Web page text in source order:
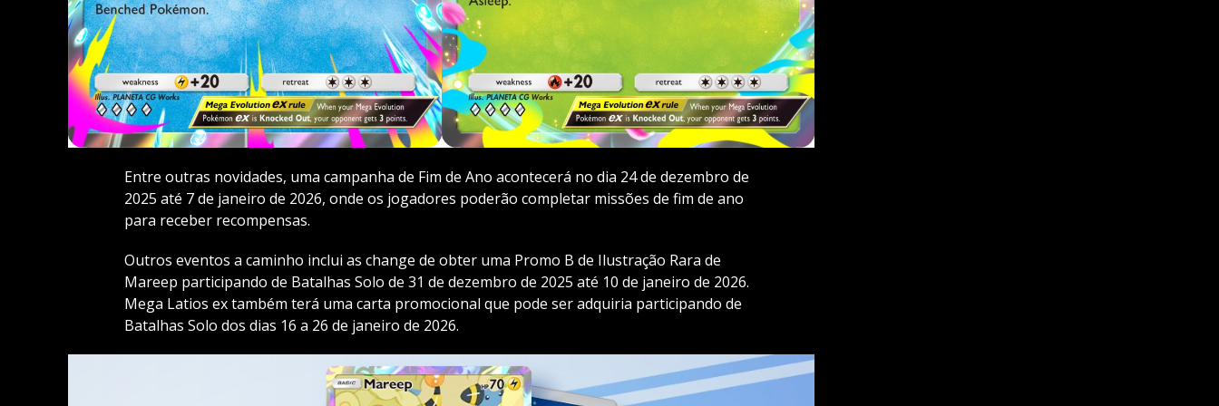
Entre outras novidades, uma campanha de Fim de Ano acontecerá no dia 24 de dezembro de
2025 até 7 de janeiro de 2026, onde os jogadores poderão completar missões de fim de ano
para receber recompensas.
Outros eventos a caminho inclui as change de obter uma Promo B de Ilustração Rara de
Mareep participando de Batalhas Solo de 31 de dezembro de 2025 até 10 de janeiro de 2026.
Mega Latios ex também terá uma carta promocional que pode ser adquiria participando de
Batalhas Solo dos dias 16 a 26 de janeiro de 2026.